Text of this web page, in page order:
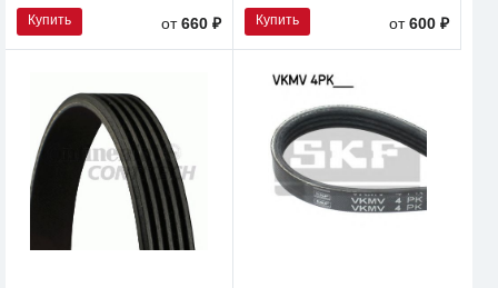
Купить от660 ₽ Купить от600 ₽